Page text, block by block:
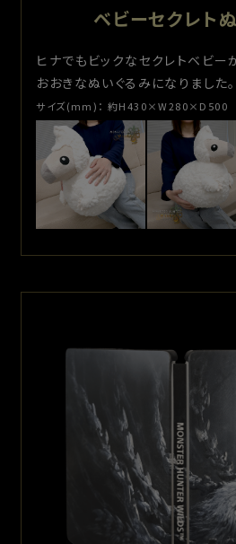
A 提案モデルは「K9X」か「HIT」の2
ボには「K9X」がよりマッチしていると考
両方に、長時間に渡る熱い想いのプレゼン
を採用していただきました。(その節はあ
今回『モンスターハンターワイルズ
うことで、 『モンスターハンター』への印
スターハンターワイルズ』への印象も伺
初代からいまだにプレイさせて頂
無骨な世界観とアクション性、そしてモ
としてではなくあくまでゲーム内の生物
ベビーセクレト
ヒナでもビックなセクレトベビー
おおきなぬいぐるみになりました。
サイズ(mm)： 約H430×W280×D500